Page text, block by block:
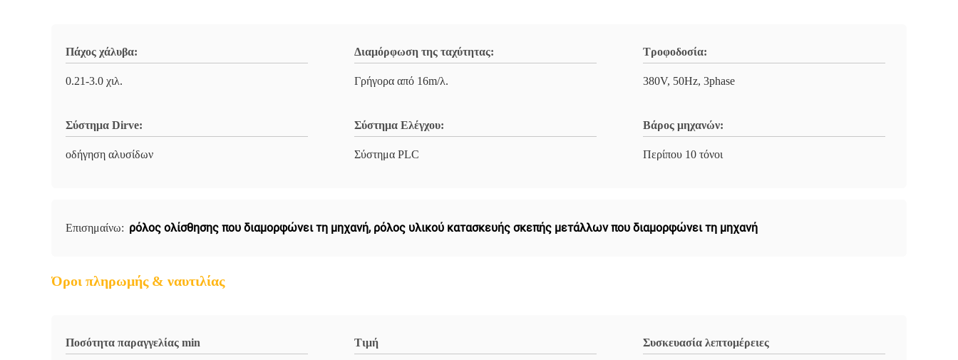
Πάχος χάλυβα:
0.21-3.0 χιλ.
Διαμόρφωση της ταχύτητας:
Γρήγορα από 16m/λ.
Τροφοδοσία:
380V, 50Hz, 3phase
Σύστημα Dirve:
οδήγηση αλυσίδων
Σύστημα Ελέγχου:
Σύστημα PLC
Βάρος μηχανών:
Περίπου 10 τόνοι
Επισημαίνω: ρόλος ολίσθησης που διαμορφώνει τη μηχανή, ρόλος υλικού κατασκευής σκεπής μετάλλων που διαμορφώνει τη μηχανή
Όροι πληρωμής & ναυτιλίας
Ποσότητα παραγγελίας min Τιμή Συσκευασία λεπτομέρειες